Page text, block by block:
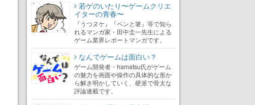
若ゲのいたり〜ゲームクリエ
イターの青春〜
『うつヌケ』『ペンと箸』等で知ら
れるマンガ家・田中圭一先生による
ゲーム業界レポートマンガです。
なんでゲームは面白い？
ゲーム開発者・hamatsu氏がゲーム
の魅力を画面や操作の具体的な形か
ら解き明かしていく、硬派で骨太な
評論連載です。